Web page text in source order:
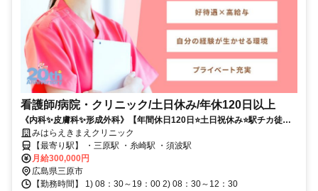
看護師/病院・クリニック/土日休み/年休120日以上
《内科✨皮膚科✨形成外科》【年間休日120日⭐土日祝休み⭐駅チカ徒歩3
分】ワークライフバランス抜群のお仕事です❗️
みはらえきまえクリニック
【最寄り駅】 ・三原駅 ・糸崎駅 ・須波駅
月給300,000円
広島県三原市
【勤務時間】 1) 08：30～19：00 2) 08：30～12：30